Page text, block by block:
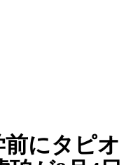
前にタピオ